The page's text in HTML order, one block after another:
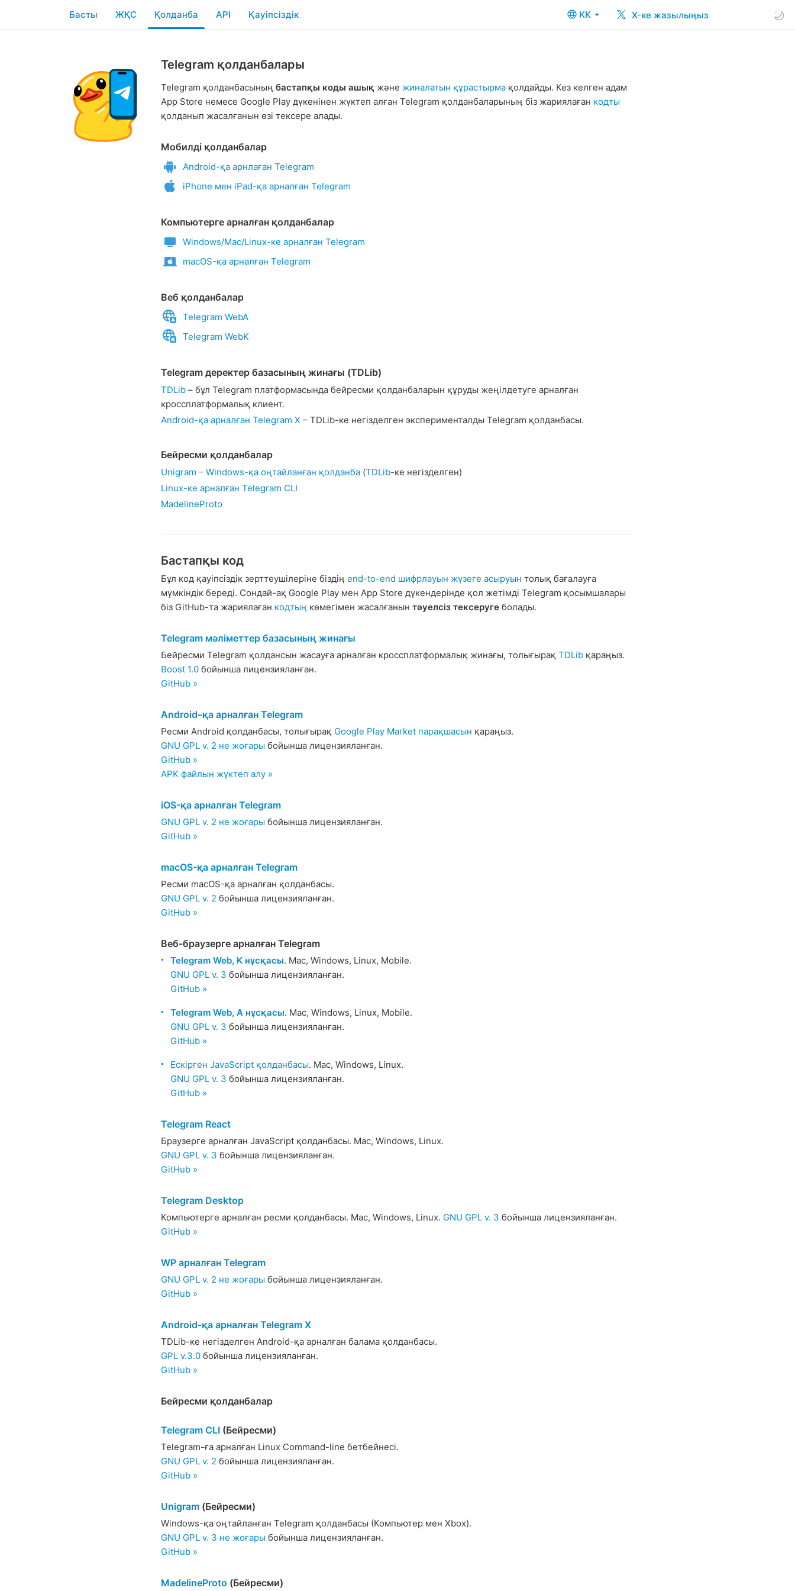
KK X-ке жазылыңыз
Басты ЖҚС Қолданба API Қауіпсіздік
Telegram қолданбалары
Telegram қолданбаcының бастапқы коды ашық және жиналатын құрастырма қолдайды. Кез келген адам
App Store немесе Google Play дүкенінен жүктеп алған Telegram қолданбаларының біз жариялаған кодты
қолданып жасалғанын өзі тексере алады.
Мобилді қолданбалар
Android-қа арнлаған Telegram
iPhone мен iPad-қа арналған Telegram
Компьютерге арналған қолданбалар
Windows/Mac/Linux-ке арналған Telegram
macOS-қа арналған Telegram
Веб қолданбалар
Telegram WebA
Telegram WebK
Telegram деректер базасының жинағы (TDLib)
TDLib – бұл Telegram платформасында бейресми қолданбаларын құруды жеңілдетуге арналған
кроссплатформалық клиент.
Android-қа арналған Telegram X – TDLib-ке негізделген эксперименталды Telegram қолданбасы.
Бейресми қолданбалар
Unigram – Windows-қа оңтайланған қолданба (TDLib-ке негізделген)
Linux-ке арналған Telegram CLI
MadelineProto
Бастапқы код
Бұл код қауіпсіздік зерттеушілеріне біздің end-to-end шифрлауын жүзеге асыруын толық бағалауға
мүмкіндік береді. Сондай-ақ Google Play мен App Store дүкендерінде қол жетімді Telegram қосымшалары
біз GitHub-та жариялаған кодтың көмегімен жасалғанын тәуелсіз тексеруге болады.
Telegram мәліметтер базасының жинағы
Бейресми Telegram қолдансын жасауға арналған кроссплатформалық жинағы, толығырақ TDLib қараңыз.
Boost 1.0 бойынша лицензияланған.
GitHub »
Android–қа арналған Telegram
Ресми Android қолданбасы, толығырақ Google Play Market парақшасын қараңыз.
GNU GPL v. 2 не жоғары бойынша лицензияланған.
GitHub »
APK файлын жүктеп алу »
iOS-қа арналған Telegram
GNU GPL v. 2 не жоғары бойынша лицензияланған.
GitHub »
macOS-қа арналған Telegram
Ресми macOS-қа арналған қолданбасы.
GNU GPL v. 2 бойынша лицензияланған.
GitHub »
Веб-браузерге арналған Telegram
Telegram Web, K нұсқасы. Mac, Windows, Linux, Mobile.
GNU GPL v. 3 бойынша лицензияланған.
GitHub »
Telegram Web, A нұсқасы. Mac, Windows, Linux, Mobile.
GNU GPL v. 3 бойынша лицензияланған.
GitHub »
Ескірген JavaScript қолданбасы. Mac, Windows, Linux.
GNU GPL v. 3 бойынша лицензияланған.
GitHub »
Telegram React
Браузерге арналған JavaScript қолданбасы. Mac, Windows, Linux.
GNU GPL v. 3 бойынша лицензияланған.
GitHub »
Telegram Desktop
Компьютерге арналған ресми қолданбасы. Mac, Windows, Linux. GNU GPL v. 3 бойынша лицензияланған.
GitHub »
WP арналған Telegram
GNU GPL v. 2 не жоғары бойынша лицензияланған.
GitHub »
Android-қа арналған Telegram X
TDLib-ке негізделген Android-қа арналған балама қолданбасы.
GPL v.3.0 бойынша лицензияланған.
GitHub »
Бейресми қолданбалар
Telegram CLI (Бейресми)
Telegram-ға арналған Linux Command-line бетбейнесі.
GNU GPL v. 2 бойынша лицензияланған.
GitHub »
Unigram (Бейресми)
Windows-қа оңтайланған Telegram қолданбасы (Компьютер мен Xbox).
GNU GPL v. 3 не жоғары бойынша лицензияланған.
GitHub »
MadelineProto (Бейресми)